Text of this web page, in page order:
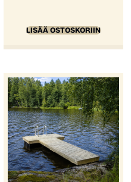
LISÄÄ OSTOSKORIIN